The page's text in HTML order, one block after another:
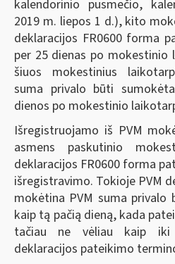
kalendorinio pusmečio,
2019 m. liepos 1 d.), kito
deklaracijos FR0600 forma
per 25 dienas po mokestinio
šiuos mokestinius
suma privalo būti
dienos po mokestinio
Išregistruojamo iš PVM
asmens paskutinio
deklaracijos FR0600 forma
išregistravimo. Tokioje PVM
mokėtina PVM suma privalo
kaip tą pačią dieną, kada
tačiau ne vėliau kaip iki
deklaracijos pateikimo